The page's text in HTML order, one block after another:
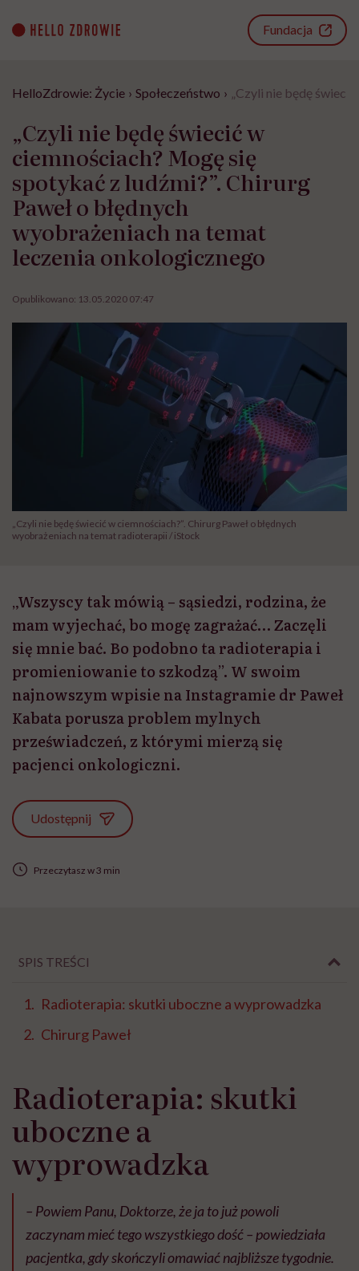
content
Fundacja
HelloZdrowie: Życie › Społeczeństwo › „Czyli nie będę
„Czyli nie będę świecić w
ciemnościach? Mogę się
spotykać z ludźmi?”. Chirurg
Paweł o błędnych
wyobrażeniach na temat
leczenia onkologicznego
Opublikowano: 13.05.2020 07:47
„Czyli nie będę świecić w ciemnościach?”. Chirurg Paweł o błędnych
wyobrażeniach na temat radioterapii / iStock
„Wszyscy tak mówią – sąsiedzi, rodzina, że
mam wyjechać, bo mogę zagrażać… Zaczęli
się mnie bać. Bo podobno ta radioterapia i
promieniowanie to szkodzą”. W swoim
najnowszym wpisie na Instagramie dr Paweł
Kabata porusza problem mylnych
przeświadczeń, z którymi mierzą się
pacjenci onkologiczni.
Udostępnij
Przeczytasz w 3 min
SPIS TREŚCI
Radioterapia: skutki uboczne a wyprowadzka
Chirurg Paweł
Radioterapia: skutki
uboczne a
wyprowadzka
– Powiem Panu, Doktorze, że ja to już powoli
zaczynam mieć tego wszystkiego dość – powiedziała
pacjentka, gdy skończyli omawiać najbliższe tygodnie.